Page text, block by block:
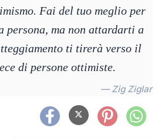
Fai del tuo meglio per
persona, ma non attardarti a
ti tirerà verso il
di persone ottimiste.
— Zig Ziglar